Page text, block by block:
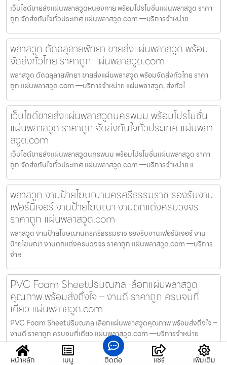
เว็บไซต์ขายส่งแผ่นพลาสวูดหนองคาย พร้อมโปรโมชั่นแผ่นพลาสวูด ราคา
ถูก จัดส่งทันใจทั่วประเทศ แผ่นพลาสวูด.com —บริการจำหน่าย
พลาสวูด ตัดฉลุลายพัทยา ขายส่งแผ่นพลาสวูด พร้อม
จัดส่งทั่วไทย ราคาถูก แผ่นพลาสวูด.com
พลาสวูด ตัดฉลุลายพัทยา ขายส่งแผ่นพลาสวูด พร้อมจัดส่งทั่วไทย ราคา
ถูก แผ่นพลาสวูด.com —บริการจำหน่าย แผ่นพลาสวูด, ส่งทั่วไ
เว็บไซต์ขายส่งแผ่นพลาสวูดนครพนม พร้อมโปรโมชั่น
แผ่นพลาสวูด ราคาถูก จัดส่งทันใจทั่วประเทศ แผ่นพลา
สวูด.com
เว็บไซต์ขายส่งแผ่นพลาสวูดนครพนม พร้อมโปรโมชั่นแผ่นพลาสวูด ราคา
ถูก จัดส่งทันใจทั่วประเทศ แผ่นพลาสวูด.com —บริการจำหน่าย แ
พลาสวูด งานป้ายโฆษณานครศรีธรรมราช รองรับงาน
เฟอร์นิเจอร์ งานป้ายโฆษณา งานตกแต่งครบวงจร
ราคาถูก แผ่นพลาสวูด.com
พลาสวูด งานป้ายโฆษณานครศรีธรรมราช รองรับงานเฟอร์นิเจอร์ งาน
ป้ายโฆษณา งานตกแต่งครบวงจร ราคาถูก แผ่นพลาสวูด.com —บริการ
จำห
PVC Foam Sheetปริมณฑล เลือกแผ่นพลาสวูด
คุณภาพ พร้อมส่งถึงใจ – งานดี ราคาถูก ครบจบที่
เดียว แผ่นพลาสวูด.com
PVC Foam Sheetปริมณฑล เลือกแผ่นพลาสวูดคุณภาพ พร้อมส่งถึงใจ –
งานดี ราคาถูก ครบจบที่เดียว แผ่นพลาสวูด.com —บริการจำหน่าย
หน้าหลัก เมนู ติดต่อ แชร์ เพิ่มเติม